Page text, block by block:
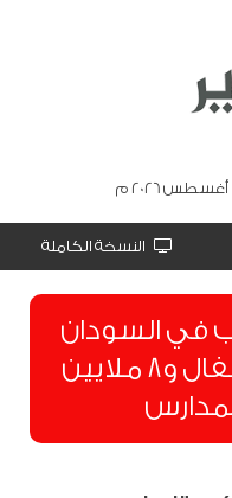
النسخة الكاملة
في السودان
سلبت مستقبل الأطفال و8 ملايين